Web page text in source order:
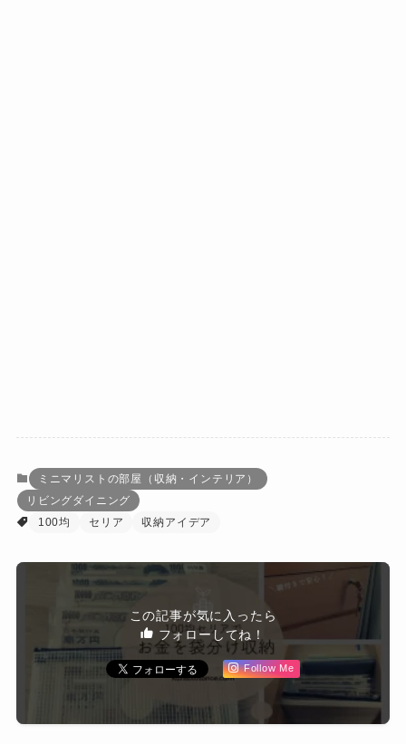
ミニマリストの部屋（収納・インテリア）
リビングダイニング
100均
セリア 収納アイデア
この記事が気に入ったら
フォローしてね！
Follow Me